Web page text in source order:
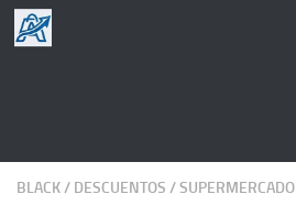
Saltar al contenido
BLACK/ DESCUENTOS /SUPERMERCADO